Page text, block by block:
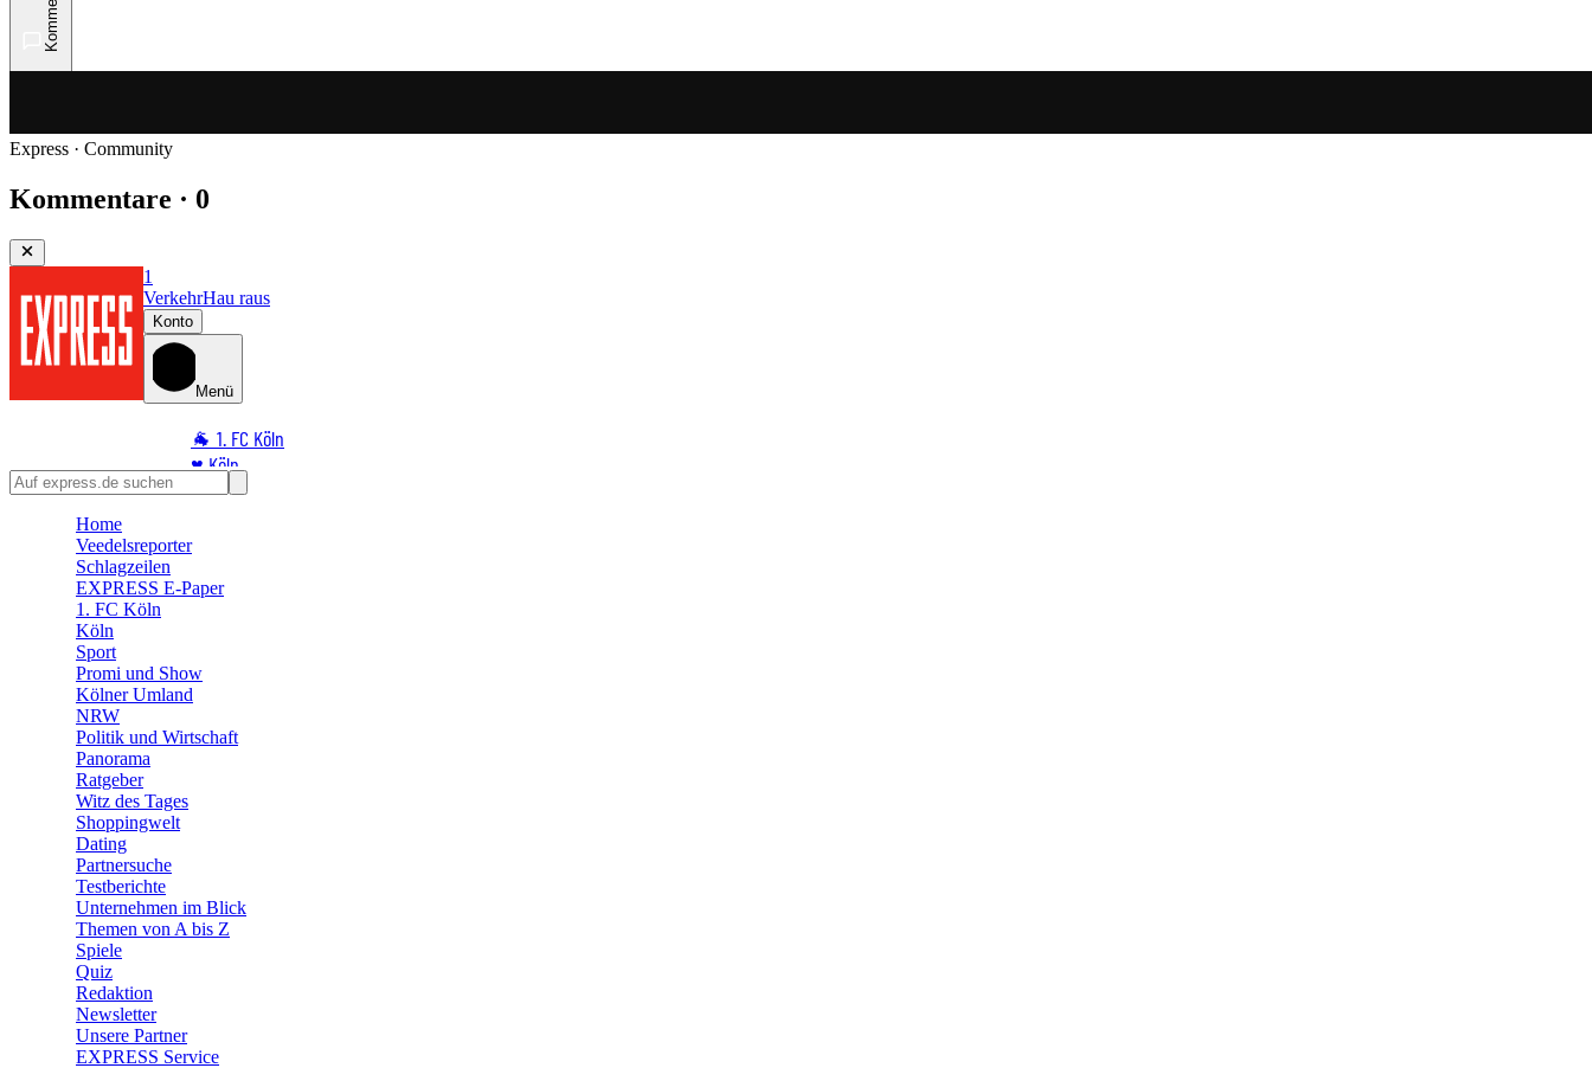
Express · Community
Kommentare · 0
1
VerkehrHau raus
Konto
Menü
🐐 1. FC Köln
♥️ Köln
⭐ Promi
🛒 Shoppingwelt
🧩 Spiele
Home
Veedelsreporter
Schlagzeilen
EXPRESS E-Paper
1. FC Köln
Köln
Sport
Promi und Show
Kölner Umland
NRW
Politik und Wirtschaft
Panorama
Ratgeber
Witz des Tages
Shoppingwelt
Dating
Partnersuche
Testberichte
Unternehmen im Blick
Themen von A bis Z
Spiele
Quiz
Redaktion
Newsletter
Unsere Partner
EXPRESS Service